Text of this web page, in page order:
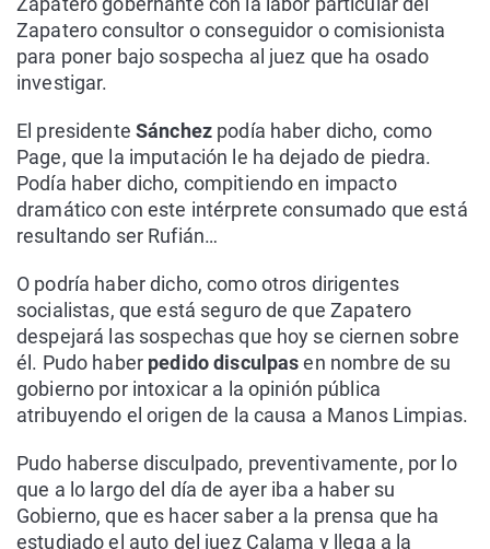
Zapatero consultor o conseguidor o comisionista
para poner bajo sospecha al juez que ha osado
investigar.
El presidente Sánchez podía haber dicho, como
Page, que la imputación le ha dejado de piedra.
Podía haber dicho, compitiendo en impacto
dramático con este intérprete consumado que está
resultando ser Rufián…
O podría haber dicho, como otros dirigentes
socialistas, que está seguro de que Zapatero
despejará las sospechas que hoy se ciernen sobre
él. Pudo haber pedido disculpasen nombre de su
gobierno por intoxicar a la opinión pública
atribuyendo el origen de la causa a Manos Limpias.
Pudo haberse disculpado, preventivamente, por lo
que a lo largo del día de ayer iba a haber su
Gobierno, que es hacer saber a la prensa que ha
estudiado el auto del juez Calama y llega a la